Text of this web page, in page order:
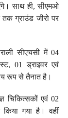
साथ ही, सीएमओ
तक ग्राउंड जीरो पर
सीएचसी में 04
01 ड्राइवर एवं
रूप से तैनात है।
चिकित्सकों एवं 02
गया है। वहीं